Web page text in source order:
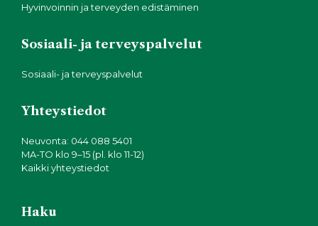
Hyvinvoinnin ja terveyden edistäminen
Sosiaali- ja terveyspalvelut
Sosiaali- ja terveyspalvelut
Yhteystiedot
Neuvonta: 044 088 5401
MA-TO klo 9–15 (pl. klo 11-12)
Kaikki yhteystiedot
Haku